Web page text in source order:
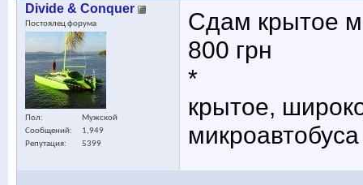
Divide & Conquer
Постоялец форума
Пол
Мужской
Сообщений
1,949
Репутация
5399
Сдам крытое
800 грн
*
крытое,
микроавтобуса